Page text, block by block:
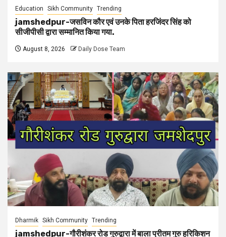
Education Sikh Community Trending
jamshedpur-जसविन कौर एवं उनके पिता हरजिंदर सिंह को
सीजीपीसी द्वारा सम्मानित किया गया.
August 8, 2026 Daily Dose Team
Dharmik Sikh Community Trending
jamshedpur-गौरीशंकर रोड गुरुद्वारा में बाला प्रीतम गुरु हरिकिशन